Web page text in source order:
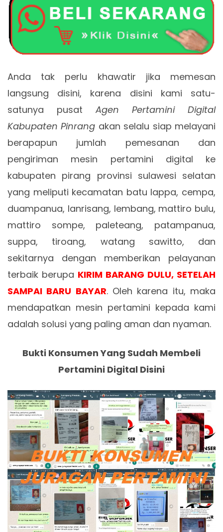
Anda tak perlu khawatir jika memesan
langsung disini, karena disini kami satu-
satunya pusat Agen Pertamini Digital
Kabupaten Pinrang akan selalu siap melayani
berapapun jumlah pemesanan dan
pengiriman mesin pertamini digital ke
kabupaten pirang provinsi sulawesi selatan
yang meliputi kecamatan batu lappa, cempa,
duampanua, lanrisang, lembang, mattiro bulu,
mattiro sompe, paleteang, patampanua,
suppa, tiroang, watang sawitto, dan
sekitarnya dengan memberikan pelayanan
terbaik berupa KIRIM BARANG DULU, SETELAH
SAMPAI BARU BAYAR. Oleh karena itu, maka
mendapatkan mesin pertamini kepada kami
adalah solusi yang paling aman dan nyaman.
Bukti Konsumen Yang Sudah Membeli
Pertamini Digital Disini